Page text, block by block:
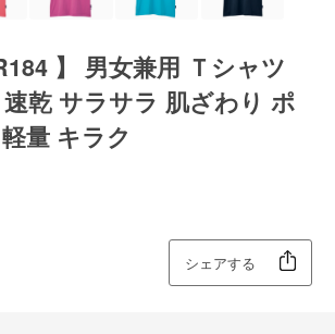
】 男女兼用 Ｔシャツ
乾 サラサラ 肌ざわり ポ
量 キラク
シェアする